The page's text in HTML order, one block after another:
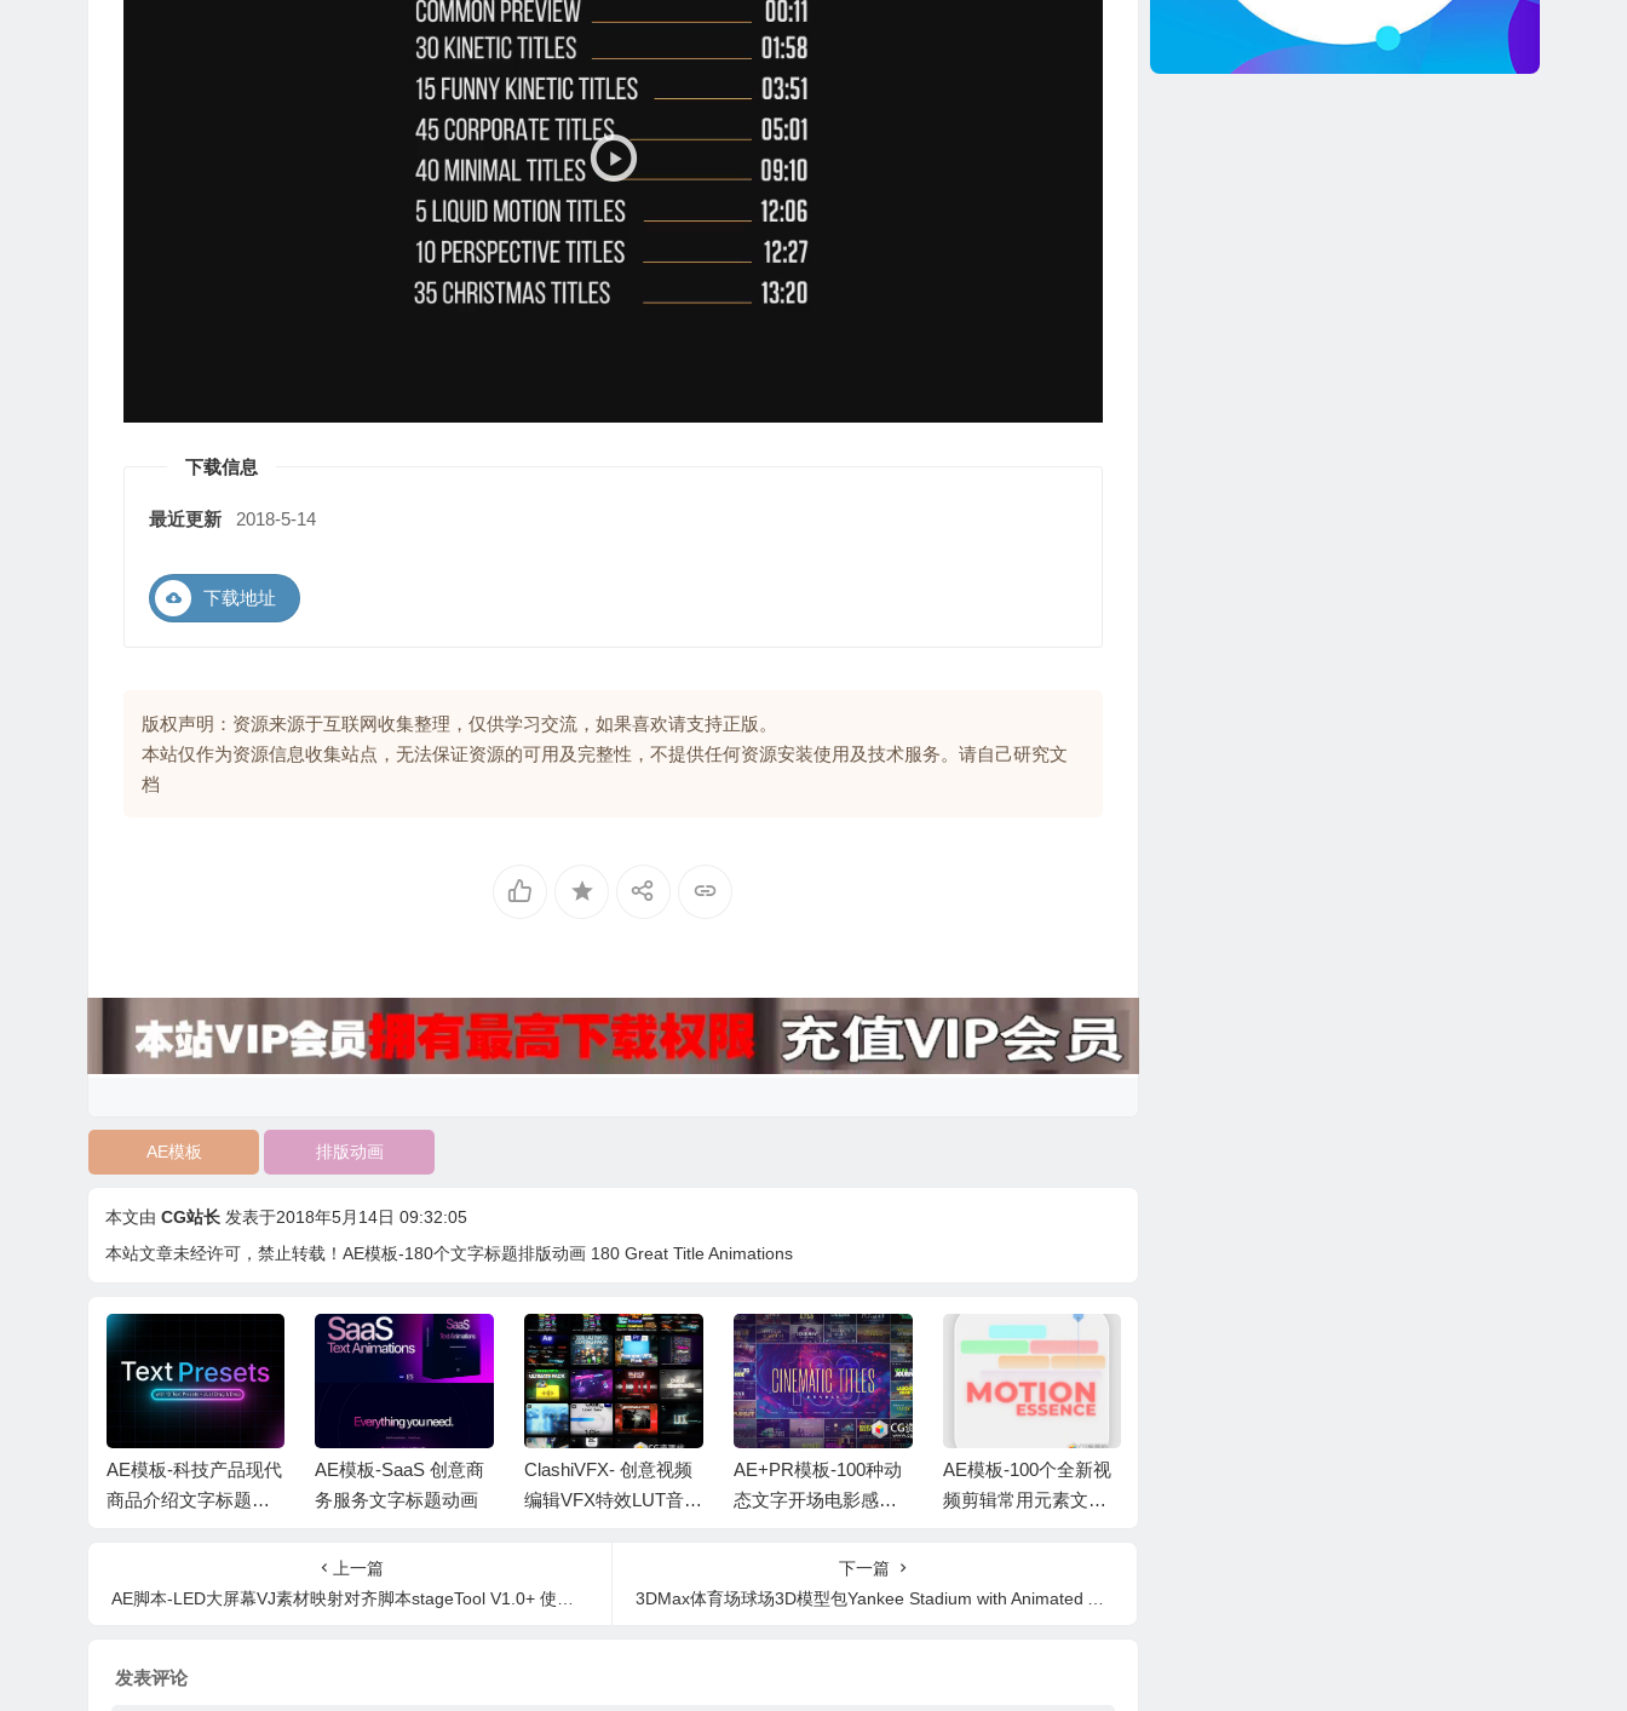
下载信息
最近更新 2018-5-14
下载地址
版权声明：资源来源于互联网收集整理，仅供学习交流，如果喜欢请支持正版。
本站仅作为资源信息收集站点，无法保证资源的可用及完整性，不提供任何资源安装使用及技术服务。请自己研究文
档
AE模板 排版动画
本文由 CG站长 发表于2018年5月14日 09:32:05
本站文章未经许可，禁止转载！ AE模板-180个文字标题排版动画 180 Great Title Animations
AE模板-科技产品现代
商品介绍文字标题字
AE模板-SaaS 创意商
务服务文字标题动画
ClashiVFX- 创意视频
编辑VFX特效LUT音效
ODUCTS
AE+PR模板-100种动
态文字开场电影感标
ic Titles Bundle
AE模板-100个全新视
频剪辑常用元素文字
ack v2
上一篇
AE脚本-LED大屏幕VJ素材映射对齐脚本stageTool V1.0+ 使用教程
下一篇
3DMax体育场球场3D模型包Yankee Stadium with Animated Audience
发表评论